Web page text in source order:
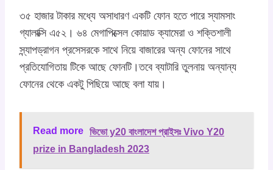
৩৫ হাজার টাকার মধ্যে অসাধারণ একটি ফোন হতে পারে স্যামসাং
গ্যালাক্সি এ৫২। ৬৪ মেগাপিক্সেল কোয়াড ক্যামেরা ও শক্তিশালী
স্ন্যাপড্রাগন প্রসেসরকে সাথে নিয়ে বাজারের অন্য ফোনের সাথে
প্রতিযোগিতায় টিকে আছে ফোনটি।তবে ব্যাটারি তুলনায় অন্যান্য
ফোনের থেকে একটু পিছিয়ে আছে বলা যায়।
Read more ভিভো y20 বাংলাদেশ প্রাইসঃ Vivo Y20
prize in Bangladesh 2023